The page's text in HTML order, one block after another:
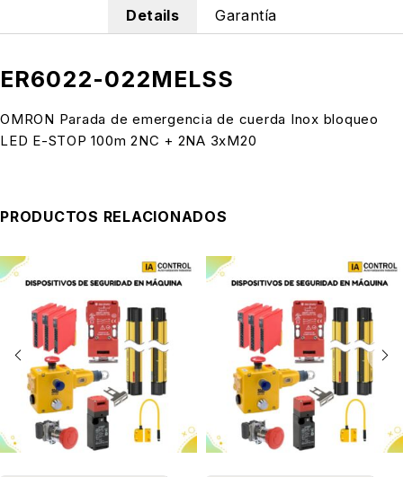
Details Garantía
ER6022-022MELSS
OMRON Parada de emergencia de cuerda Inox bloqueo
LED E-STOP 100m 2NC + 2NA 3xM20
PRODUCTOS RELACIONADOS